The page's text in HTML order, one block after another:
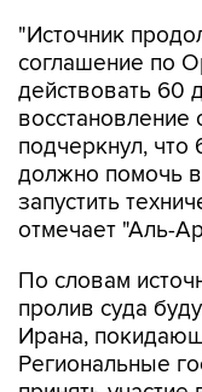
"Источник
соглашение по
действовать 60
восстановление
подчеркнул,
должно помочь
запустить
отмечает "Аль-
По словам
пролив суда
Ирана,
Региональные